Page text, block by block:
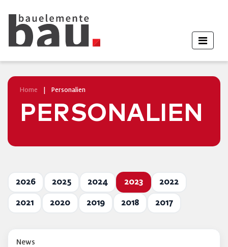
Home Personalien
PERSONALIEN
2026 2025 2024 2023 2022
2021 2020 2019 2018 2017
News